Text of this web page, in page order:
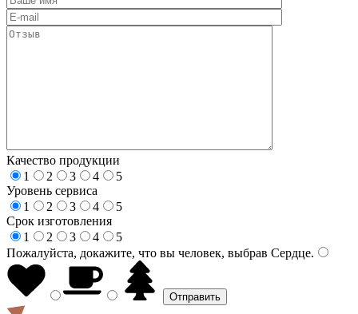
Качество продукции
1
2 3 4
5
Уровень сервиса
1
2 3 4
5
Срок изготовления
1
2 3 4
5
Пожалуйста, докажите, что вы человек, выбрав Сердце.